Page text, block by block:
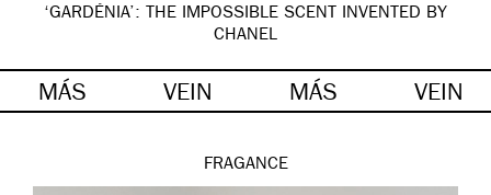
‘GARDÉNIA’: THE IMPOSSIBLE SCENT INVENTED BY
CHANEL
MÁS VEIN MÁS VEIN
FRAGANCE